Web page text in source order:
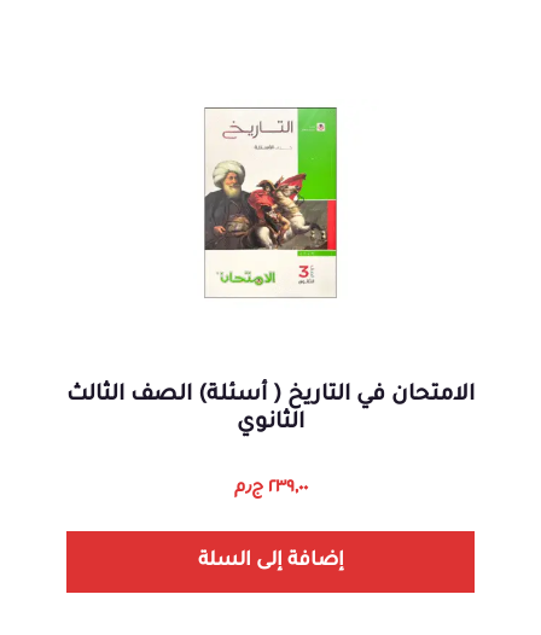
الامتحان في التاريخ ( أسئلة) الصف الثالث
الثانوي
٢٣٩,٠٠ ج٫م
إضافة إلى السلة